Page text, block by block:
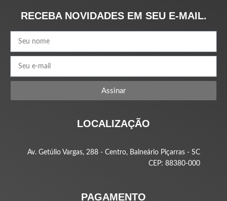
RECEBA NOVIDADES EM SEU E-MAIL.
Assinar
LOCALIZAÇÃO
Av. Getúlio Vargas, 288 - Centro, Balneário Piçarras - SC
CEP: 88380-000
PAGAMENTO